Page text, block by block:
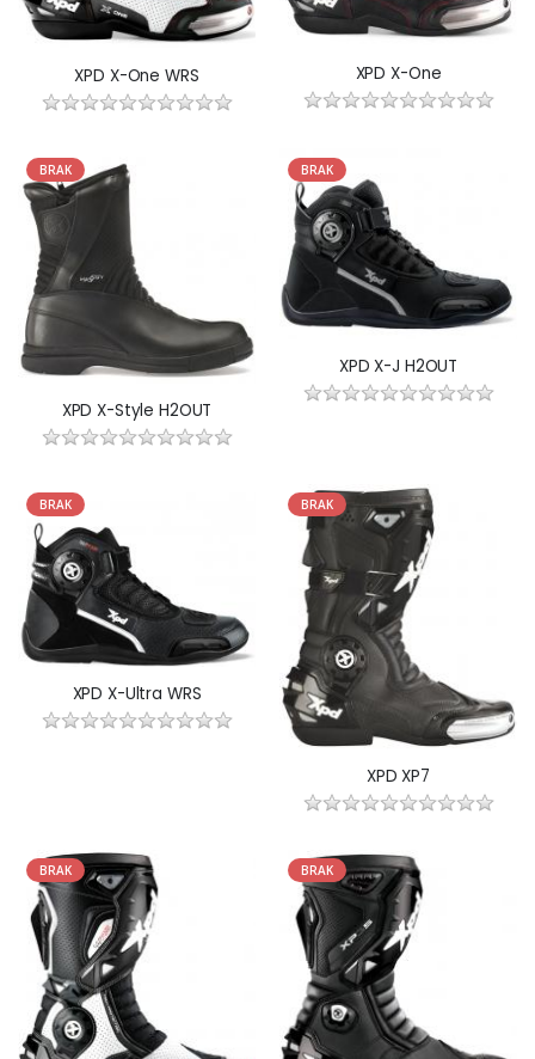
XPD X-One WRS XPD X-One
BRAK
XPD X-Style H2OUT
BRAK
XPD X-J H2OUT
BRAK
XPD X-Ultra WRS
BRAK
XPD XP7
BRAK BRAK